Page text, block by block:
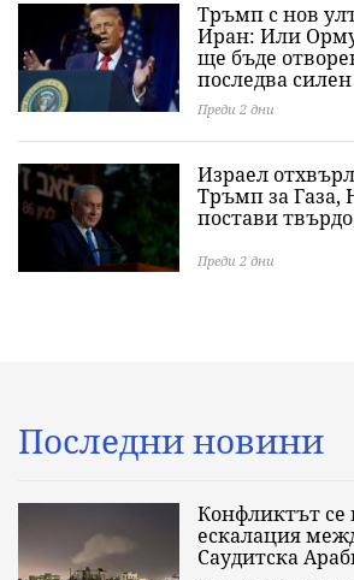
Тръмп с нов
Иран: Или
ще бъде
последва
Преди 2 дни
Израел
Тръмп за Газа,
постави
Преди 2 дни
Последни новини
Конфликтът се
ескалация
Саудитска